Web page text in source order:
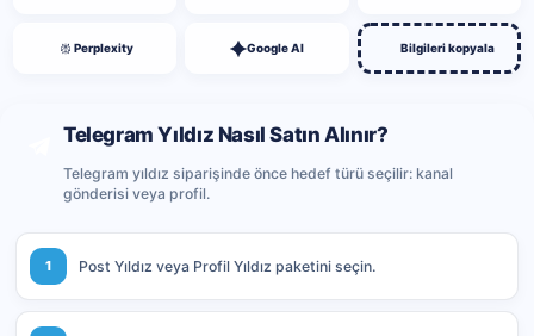
Perplexity Google AI Bilgileri kopyala
Telegram Yıldız Nasıl Satın Alınır?
Telegram yıldız siparişinde önce hedef türü seçilir: kanal
gönderisi veya profil.
1 Post Yıldız veya Profil Yıldız paketini seçin.